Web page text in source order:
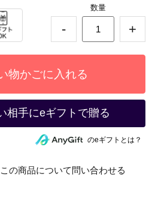
-
数量
+
相手にeギフトで贈る
のeギフトとは？
この商品について問い合わせる